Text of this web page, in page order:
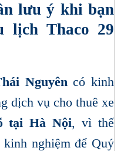
lưu ý khi bạn
lịch Thaco 29
Nguyên có kinh
dịch vụ cho thuê xe
tại Hà Nội, vì thế
nghiệm để Quý